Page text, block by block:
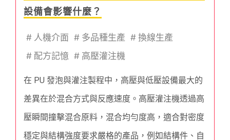
設備會影響什麼？
# 人機介面 # 多品種生產 # 換線生產
# 配方記憶 # 高壓灌注機
在 PU 發泡與灌注製程中，高壓與低壓設備最大的
差異在於混合方式與反應速度。高壓灌注機透過高
壓瞬間撞擊混合原料，混合均勻度高，適合對密度
穩定與結構強度要求嚴格的產品，例如結構件、自